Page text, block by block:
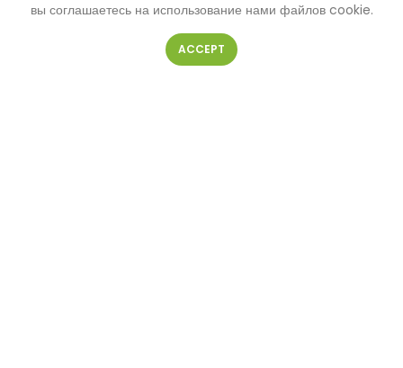
вы соглашаетесь на использование нами файлов cookie.
ACCEPT